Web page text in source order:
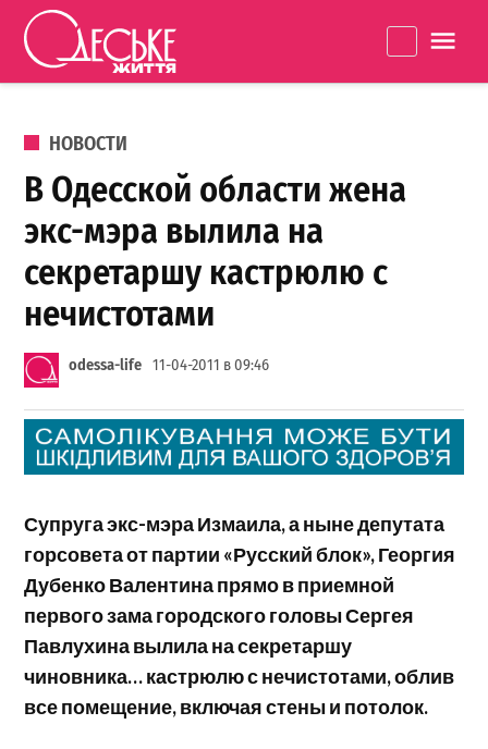
Перейти к содержанию
життя
ОПУБЛИКОВАНО В
НОВОСТИ
В Одесской области жена
экс-мэра вылила на
секретаршу кастрюлю с
нечистотами
odessa-life 11-04-2011 в 09:46
Супруга экс-мэра Измаила, а ныне депутата
горсовета от партии «Русский блок», Георгия
Дубенко Валентина прямо в приемной
первого зама городского головы Сергея
Павлухина вылила на секретаршу
чиновника… кастрюлю с нечистотами, облив
все помещение, включая стены и потолок.